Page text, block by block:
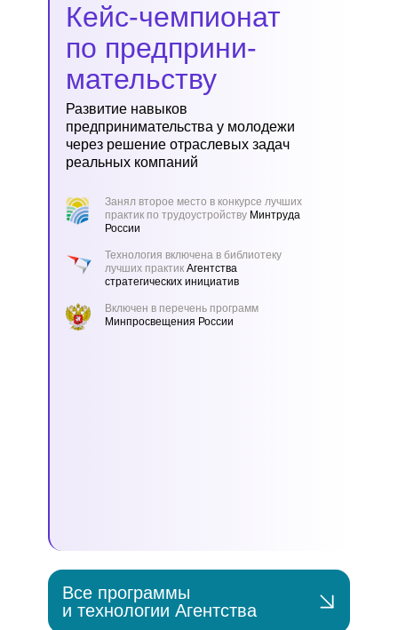
Кейс-чемпионат
по предприни­
мательству
Развитие навыков
предпринимательства у молодежи
через решение отраслевых задач
реальных компаний
Технология включена в библиотеку
лучших практик Агентства
стратегических инициатив
Занял второе место в конкурсе лучших
практик по трудоустройству Минтруда
России
Включен в перечень программ
Минпросвещения России
Все программы
и технологии Агентства